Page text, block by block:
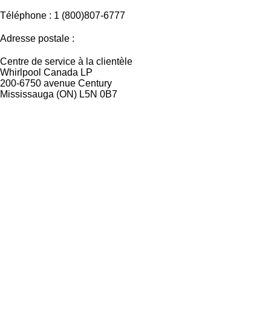
Téléphone : 1 (800)807-6777
Adresse postale :
Centre de service à la clientèle
Whirlpool Canada LP
200-6750 avenue Century
Mississauga (ON) L5N 0B7